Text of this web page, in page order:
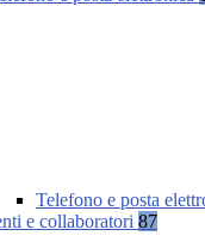
Telefono e posta
e collaboratori 87